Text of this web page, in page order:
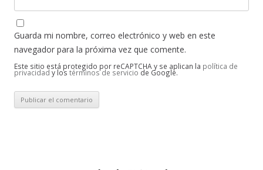
Guarda mi nombre, correo electrónico y web en este
navegador para la próxima vez que comente.
Este sitio está protegido por reCAPTCHA y se aplican la política de
privacidady lostérminos de serviciode Google.